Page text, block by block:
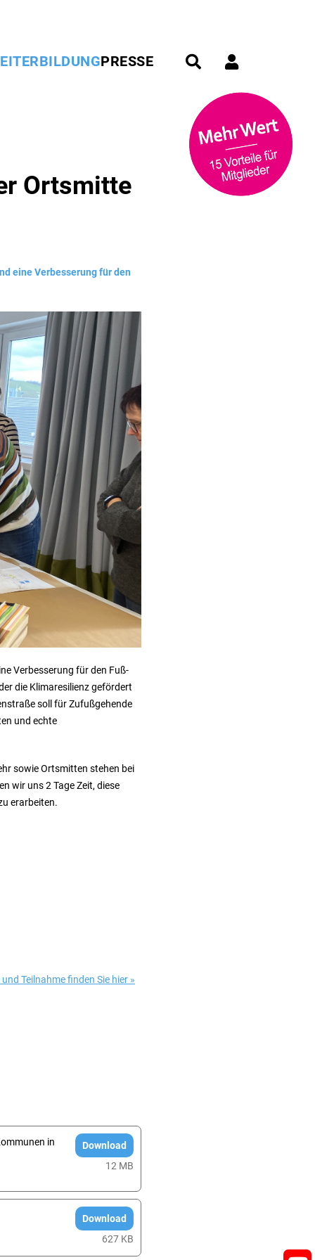
PRESSE
Ortsmitte
eine Verbesserung für den
Verbesserung für den Fuß-
die Klimaresilienz gefördert
soll für Zufußgehende
und echte
sowie Ortsmitten stehen bei
wir uns 2 Tage Zeit, diese
erarbeiten.
Teilnahme finden Sie hier »
in
Download
12 MB
Download
627 KB